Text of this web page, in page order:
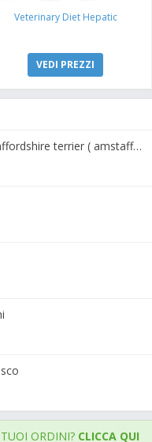
Veterinary Diet Hepatic
VEDI PREZZI
Gruppo American staffordshire terrier ( amstaff, amastaff )
ORDINI? CLICCA QUI